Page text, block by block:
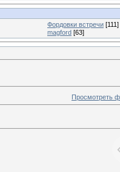
Фордовки встречи [111]
magford [63]
Просмотреть